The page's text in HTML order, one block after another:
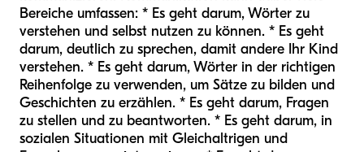
Bereiche umfassen: * Es geht darum, Wörter zu
verstehen und selbst nutzen zu können. * Es geht
darum, deutlich zu sprechen, damit andere Ihr Kind
verstehen. * Es geht darum, Wörter in der richtigen
Reihenfolge zu verwenden, um Sätze zu bilden und
Geschichten zu erzählen. * Es geht darum, Fragen
zu stellen und zu beantworten. * Es geht darum, in
sozialen Situationen mit Gleichaltrigen und